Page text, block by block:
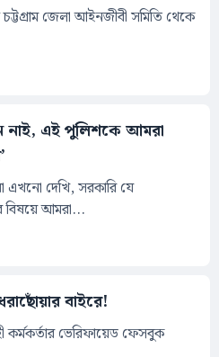
জেলা আইনজীবী সমিতি থেকে
নাই, এই পুলিশকে আমরা
দেখি, সরকারি যে
আমরা...
বাইরে!
কর্মকর্তার ভেরিফায়েড ফেসবুক